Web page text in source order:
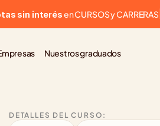
sin interés en CURSOS y CARRERAS|
Nuestros graduados
DETALLES DEL CURSO: